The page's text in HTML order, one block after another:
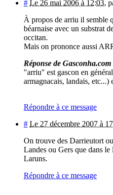
# Le 26 mai 2006 à 12:03,
À propos de arriu il semble
béarnaise avec un substrat
occitan.
Mais on prononce aussi
Réponse de Gasconha.com
"arriu" est gascon en
armagnacais, landais,
Répondre à ce message
# Le 27 décembre 2007 à
On trouve des Darrieutort
Landes ou Gers que dans
Laruns.
Répondre à ce message